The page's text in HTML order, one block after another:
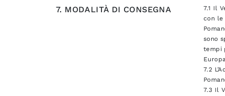
7. MODALITÀ DI CONSEGNA
7.1 Il
con le
sono
tempi
7.2
7.3 Il